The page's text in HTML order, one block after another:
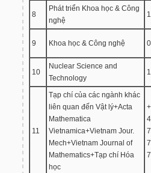
8
Phát triển Khoa học & Công
nghệ
9 Khoa học & Công nghệ
10
Nuclear Science and
Technology
11
Tạp chí của các ngành khác
liên quan đến Vật lý+Acta
Mathematica
Vietnamica+Vietnam Jour.
Mech+Vietnam Journal of
Mathematics+Tạp chí Hóa
học